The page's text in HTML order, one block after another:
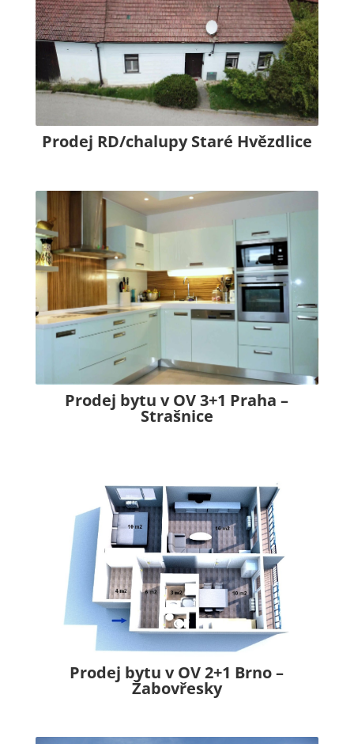
Prodej RD/chalupy Staré Hvězdlice
Prodej bytu v OV 3+1 Praha –
Strašnice
Prodej bytu v OV 2+1 Brno –
Žabovřesky